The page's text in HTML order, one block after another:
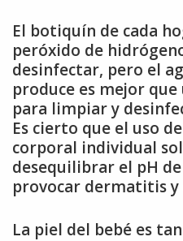
El botiquín de cada
peróxido de
desinfectar, pero el
produce es mejor que
para limpiar y
Es cierto que el uso
corporal individual
desequilibrar el pH
provocar dermatitis
La piel del bebé es